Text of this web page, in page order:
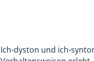
Ich-dyston und ich-